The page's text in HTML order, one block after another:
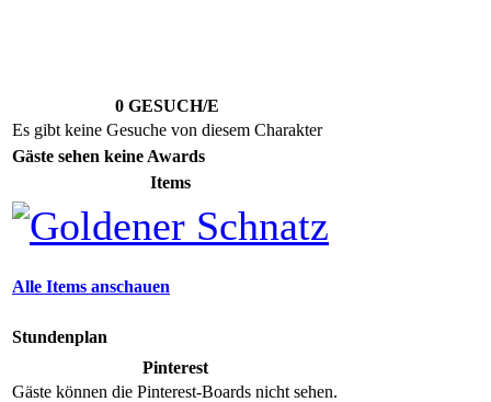
0 GESUCH/E
Es gibt keine Gesuche von diesem Charakter
Gäste sehen keine Awards
Items
Alle Items anschauen
Stundenplan
Pinterest
Gäste können die Pinterest-Boards nicht sehen.